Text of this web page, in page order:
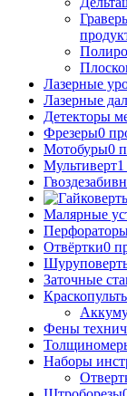
Лазерные
Лазерные
Детекторы
Фрезеры0
Мотобуры0
Мультиверт1
Малярные
Отвёртки0
Заточные
Фены
Наборы